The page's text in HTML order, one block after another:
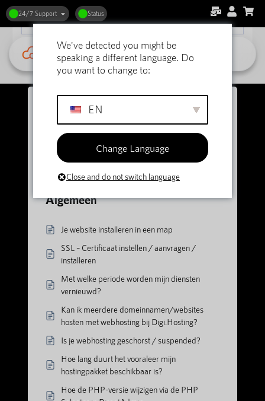
24/7 Support Status
Categorieën weergeven
Home Support
DirectAdmin Webhosting
Algemeen
Algemeen
Je website installeren in een map
SSL – Certificaat instellen / aanvragen /
installeren
Met welke periode worden mijn diensten
vernieuwd?
Kan ik meerdere domeinnamen/websites
hosten met webhosting bij Digi.Hosting?
Is je webhosting geschorst / suspended?
Hoe lang duurt het vooraleer mijn
hostingpakket beschikbaar is?
Hoe de PHP-versie wijzigen via de PHP
We've detected you might be
speaking a different language. Do
you want to change to:
EN
Change Language
Close and do not switch language